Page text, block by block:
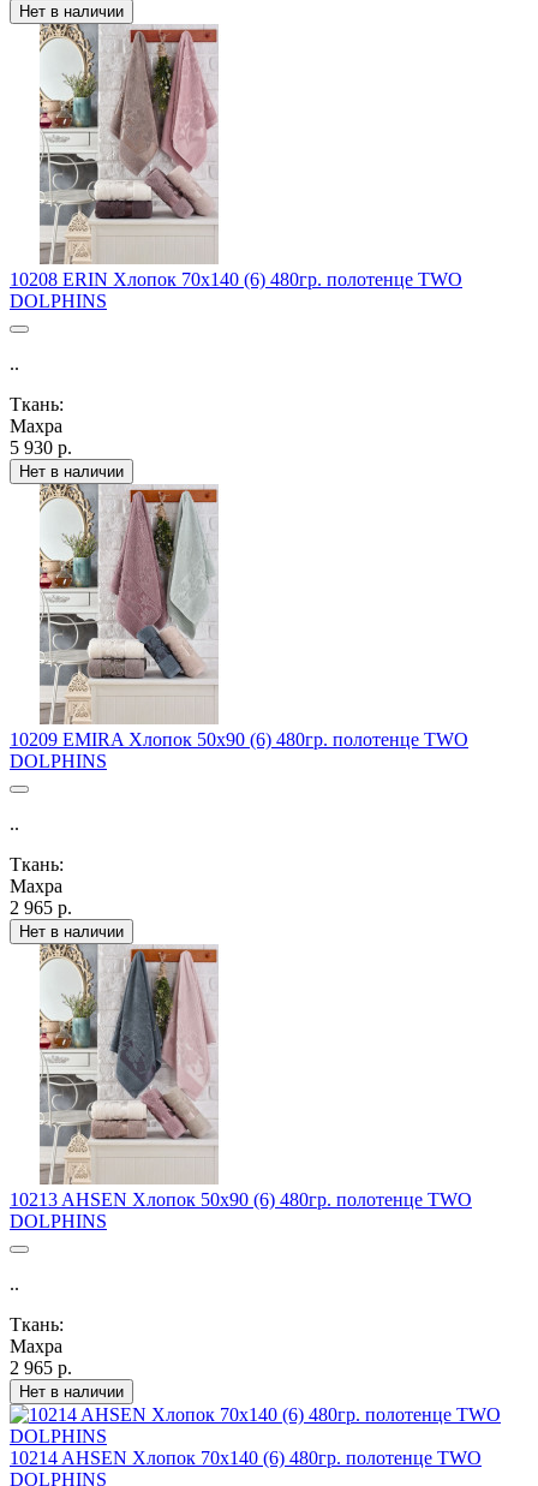
Нет в наличии
10208 ERIN Хлопок 70х140 (6) 480гр. полотенце TWO
DOLPHINS
..
Ткань:
Махра
5 930 р.
Нет в наличии
10209 EMIRA Хлопок 50х90 (6) 480гр. полотенце TWO
DOLPHINS
..
Ткань:
Махра
2 965 р.
Нет в наличии
10213 AHSEN Хлопок 50х90 (6) 480гр. полотенце TWO
DOLPHINS
..
Ткань:
Махра
2 965 р.
Нет в наличии
10214 AHSEN Хлопок 70х140 (6) 480гр. полотенце TWO
DOLPHINS